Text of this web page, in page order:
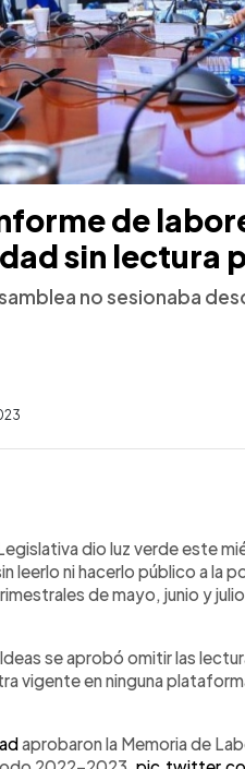
de
sin lectura
no sesionaba
dio luz verde este
leerlo ni hacerlo público a la
de mayo, junio y
se aprobó omitir las
vigente en ninguna
aprobaron la Memoria de